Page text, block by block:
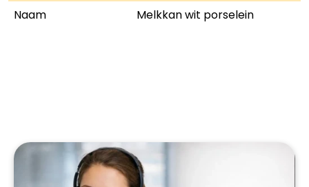
Naam
Melkkan wit porselein